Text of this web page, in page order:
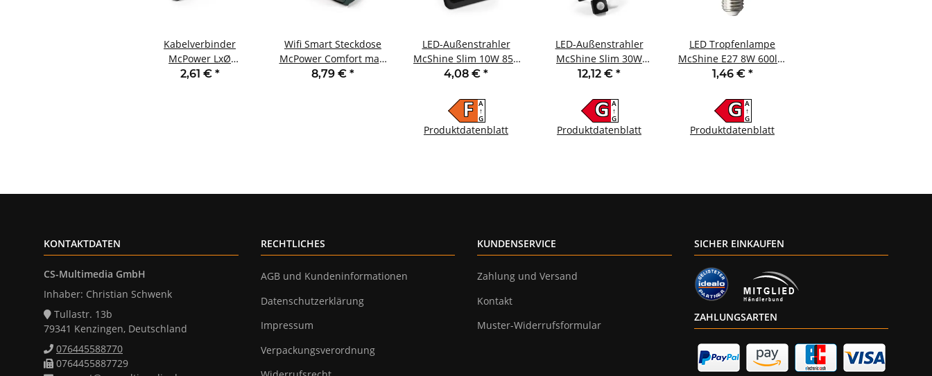
Kabelverbinder
McPower LxØ
107x27mm IP68 -
2,61 € *
Wifi Smart Steckdose
McPower Comfort max.
2.000W max. 150m IP44
8,79 € *
LED-Außenstrahler
McShine Slim 10W 850
Lumen IP66 3000K
4,08 € *
F A
↑
G
Produktdatenblatt
LED-Außenstrahler
McShine Slim 30W
2250lm IP66 4000K
12,12 € *
G A
↑
G
Produktdatenblatt
LED Tropfenlampe
McShine E27 8W 600lm
160° 4000K neutralweiß
1,46 € *
G A
↑
G
Produktdatenblatt
KONTAKTDATEN
CS-Multimedia GmbH
Inhaber: Christian Schwenk
Tullastr. 13b
79341 Kenzingen, Deutschland
076445588770
0764455887729
RECHTLICHES
AGB und Kundeninformationen
Datenschutzerklärung
Impressum
Verpackungsverordnung
KUNDENSERVICE
Zahlung und Versand
Kontakt
Muster-Widerrufsformular
SICHER EINKAUFEN
ZAHLUNGSARTEN